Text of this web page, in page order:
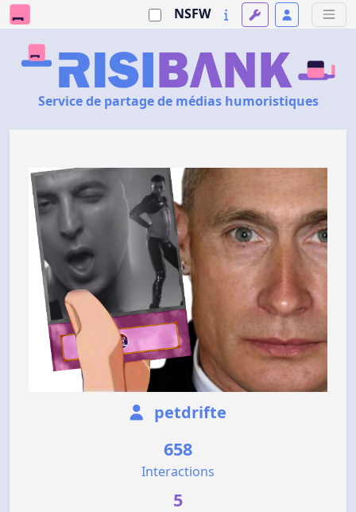
NSFW
Service de partage de médias humoristiques
petdrifte
658
Interactions
5